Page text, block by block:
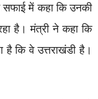
सफाई में कहा कि उनकी
है। मंत्री ने कहा कि
है कि वे उत्तराखंडी है।